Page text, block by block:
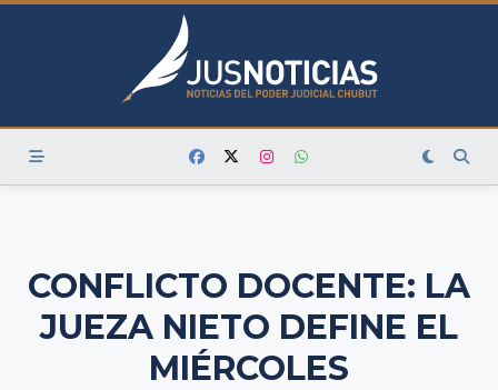
Skip
CONFLICTO DOCENTE: LA
JUEZA NIETO DEFINE EL
MIÉRCOLES